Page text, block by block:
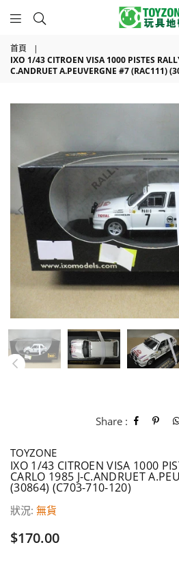
首頁
|
IXO 1/43 CITROEN VISA 1000 PISTES
C.ANDRUET A.PEUVERGNE #7 (RAC111)
Share :
TOYZONE
IXO 1/43 CITROEN VISA 1000
CARLO 1985 J-C.ANDRUET
(30864) (C703-710-120)
狀況: 無貨
價
$170.00